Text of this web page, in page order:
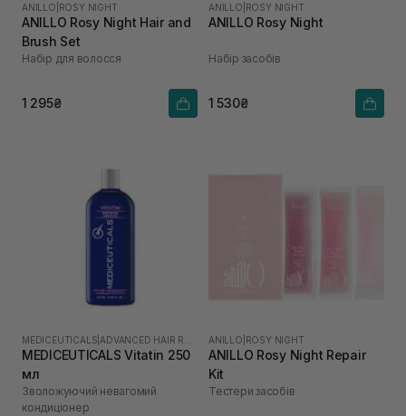
ANILLO ROSY NIGHT
ANILLO Rosy Night Hair and
Brush Set
Набір для волосся
1 295₴
ANILLO ROSY NIGHT
ANILLO Rosy Night
Набір засобів
1 530₴
MEDICEUTICALS
MEDICEUTICALS Vitatin 250
мл
Зволожуючий невагомий
кондиціонер
ANILLO ROSY NIGHT
ANILLO Rosy Night Repair
Kit
Тестери засобів